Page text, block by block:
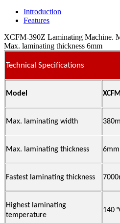
Introduction
Features
XCFM-390Z Laminating Machine.
Max. laminating thickness 6mm
Technical Specifications
Model
Max. laminating width
Max. laminating thickness 6mm
Fastest laminating thickness
Highest laminating
temperature
140